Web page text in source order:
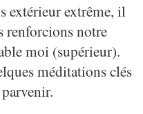
extérieur extrême, il
renforcions notre
moi (supérieur).
méditations clés